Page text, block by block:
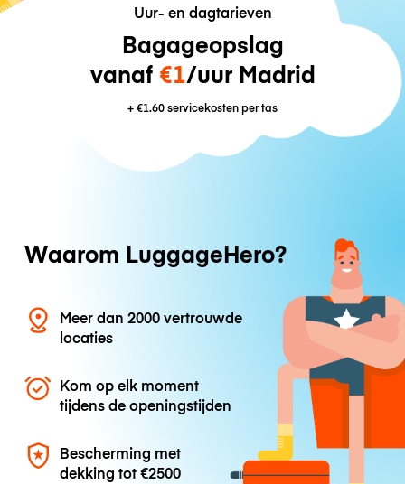
Uur- en dagtarieven
Bagageopslag
vanaf €1/uur Madrid
+€1.60servicekosten per tas
Waarom LuggageHero?
Meer dan 2000 vertrouwde
locaties
Kom op elk moment
tijdens de openingstijden
Bescherming met
dekking tot€2500